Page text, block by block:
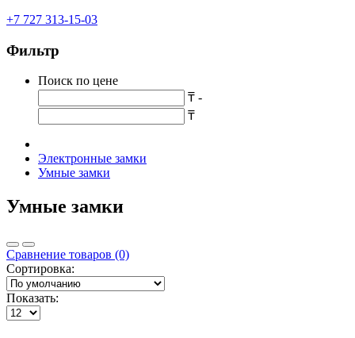
+7 727 313-15-03
Фильтр
Поиск по цене
₸ -
₸
Электронные замки
Умные замки
Умные замки
Сравнение товаров (0)
Сортировка:
Показать: